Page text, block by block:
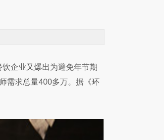
企业又爆出为避免年节期
需求总量400多万。据《环